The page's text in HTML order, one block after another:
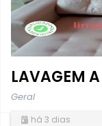
LAVAGEM
Geral
há 3 dias